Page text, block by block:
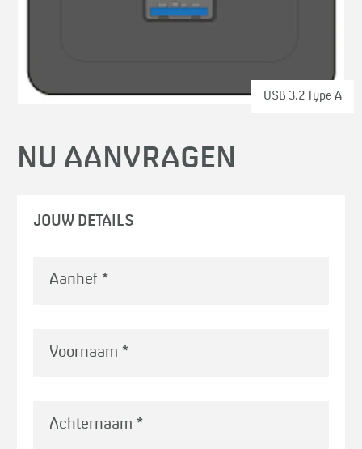
USB 3.2 Type A
NU AANVRAGEN
JOUW DETAILS
Voornaam *
Achternaam *